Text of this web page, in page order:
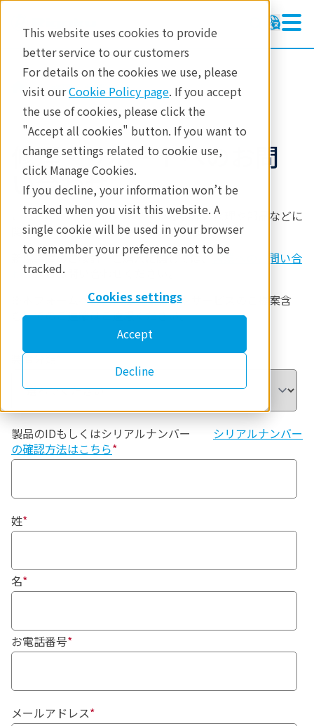
This website uses cookies to provide
better service to our customers
For details on the cookies we use, please
visit ourCookie Policy page. If you accept
the use of cookies, please click the
"Accept all cookies" button. If you want to
change settings related to cookie use,
click Manage Cookies.
If you decline, your information won’t be
tracked when you visit this website. A
single cookie will be used in your browser
to remember your preference not to be
tracked.
Cookies settings
Accept
Decline
修理・サポート
修理・サポートへのお問
い合わせ
こちらは、お使いいただいている製品の修理や部品などに
関するお問い合わせフォームになります。
新規装置のご検討・ご購入に関しては、営業へのお問い合
わせからお問い合わせください。
※本フォームへの営業目的（製品やサービスのご提案含
む）でのご連絡はご遠慮ください。
装置分類*
製品のIDもしくはシリアルナンバー シリアルナンバー
の確認方法はこちら*
姓*
名*
お電話番号*
メールアドレス*